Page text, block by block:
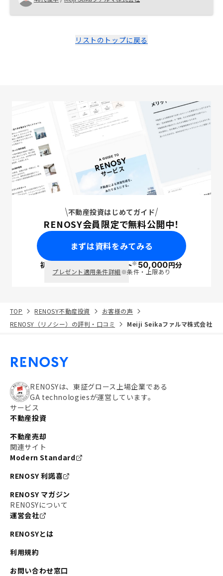
リストのトップに戻る
不動産投資はじめてガイド
RENOSY会員限定で無料公開中！
まずは資料をみてみる
初回面談で ポイント※50,000円分
プレゼント適用条件詳細※条件・上限あり
TOP RENOSY不動産投資
お客様の声
RENOSY（リノシー）の評判・口コミ
Meiji Seikaファルマ株式会社
RENOSYは、東証グロース上場企業である
GA technologiesが運営しています。
サービス
不動産投資
不動産売却
関連サイト
Modern Standard
RENOSY 利諾喜
RENOSY マガジン
RENOSYについて
運営会社
RENOSYとは
利用規約
お問い合わせ窓口